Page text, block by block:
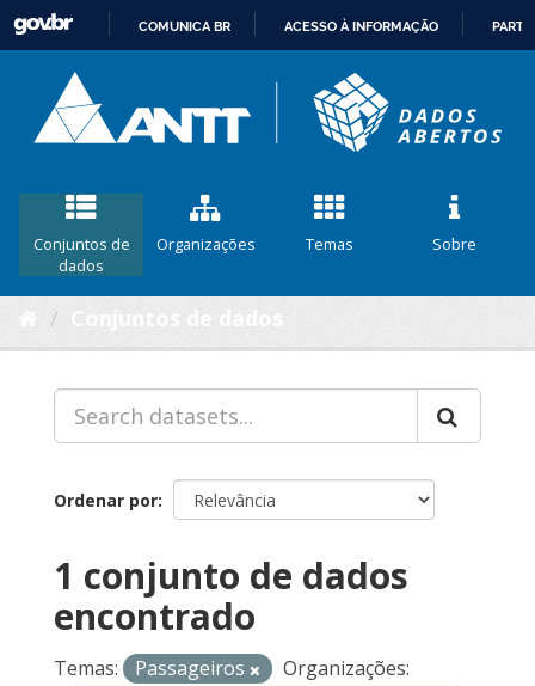
CONTEÚDO
COMUNICA BR ACESSO À INFORMAÇÃO
Conjuntos de
dados
Organizações Temas Sobre
Ordenar por
1 conjunto de dados
encontrado
Temas: Passageiros
Organizações: